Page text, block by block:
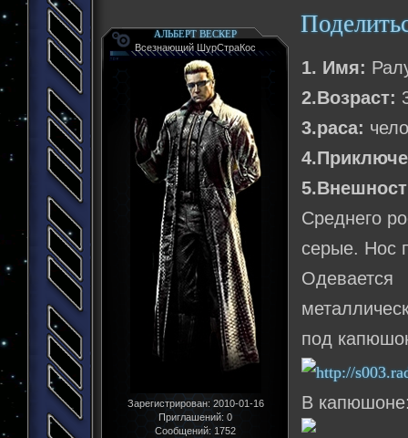
АЛЬБЕРТ ВЕСКЕР
Всезнающий ШурСтраКос
Зарегистрирован: 2010-01-16
Приглашений: 0
Сообщений: 1752
1. Имя:
2.Возраст:
3.раса:
Среднего
серые. Нос
под
В